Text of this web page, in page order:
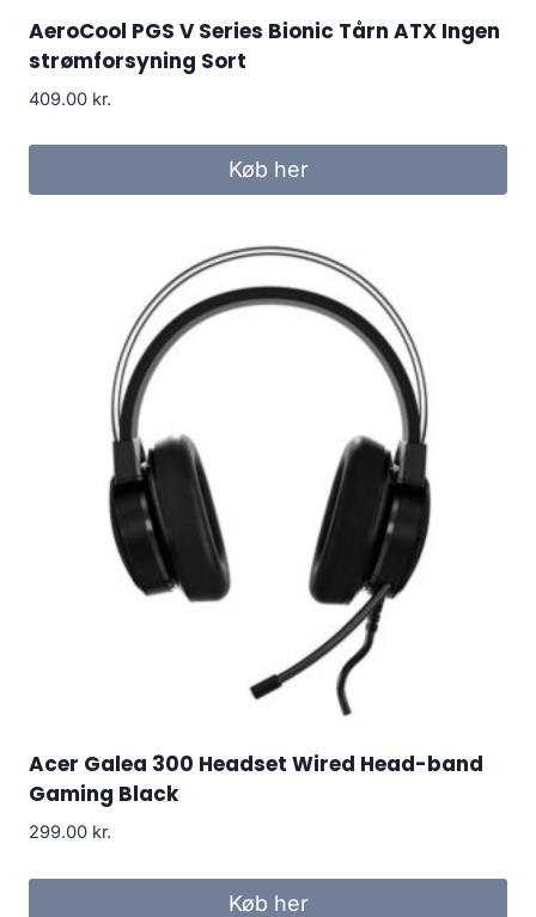
AeroCool PGS V Series Bionic Tårn ATX Ingen
strømforsyning Sort
409.00 kr.
Køb her
Acer Galea 300 Headset Wired Head-band
Gaming Black
299.00 kr.
Køb her